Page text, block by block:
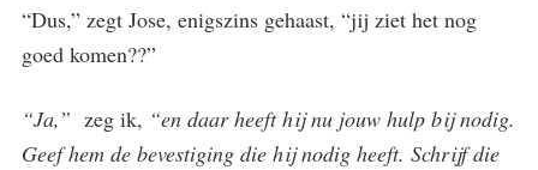
“Dus,” zegt Jose, enigszins gehaast, “jij ziet het nog
goed komen??”
“Ja,” zeg ik, “en daar heeft hij nu jouw hulp bij nodig.
Geef hem de bevestiging die hij nodig heeft. Schrijf die